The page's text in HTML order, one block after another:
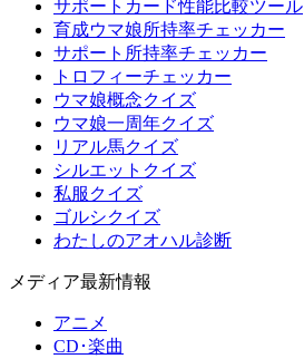
サポートカード性能比較ツール
育成ウマ娘所持率チェッカー
サポート所持率チェッカー
トロフィーチェッカー
ウマ娘概念クイズ
ウマ娘一周年クイズ
リアル馬クイズ
シルエットクイズ
私服クイズ
ゴルシクイズ
わたしのアオハル診断
メディア最新情報
アニメ
CD･楽曲